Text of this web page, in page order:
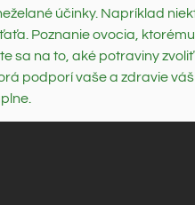
účinky. Napríklad
Poznanie ovocia,
sa na to, aké potraviny
podporí vaše a zdravie